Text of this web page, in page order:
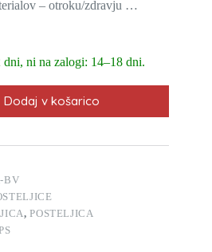
– otroku/zdravju …
dni, ni na zalogi: 14–18 dni.
Dodaj v košarico
BV
,POSTELJICA